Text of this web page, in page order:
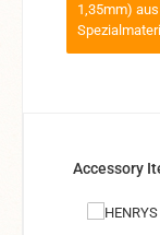
1,35mm)
Accessory